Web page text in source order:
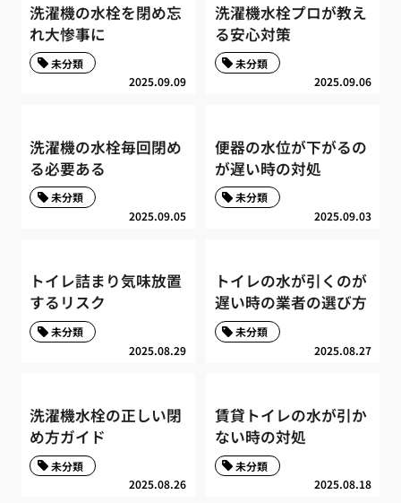
洗濯機の水栓を閉め忘
れ大惨事に
2025.09.09
未分類
洗濯機水栓プロが教え
る安心対策
2025.09.06
未分類
洗濯機の水栓毎回閉め
る必要ある
2025.09.05
未分類
便器の水位が下がるの
が遅い時の対処
2025.09.03
未分類
トイレ詰まり気味放置
するリスク
2025.08.29
未分類
トイレの水が引くのが
遅い時の業者の選び方
2025.08.27
未分類
洗濯機水栓の正しい閉
め方ガイド
2025.08.26
未分類
賃貸トイレの水が引か
ない時の対処
2025.08.18
未分類